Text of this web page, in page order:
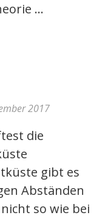
…
2017
die
gibt es
Abständen
so wie bei